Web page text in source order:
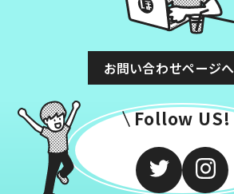
お問い合わせページへ
Follow US!